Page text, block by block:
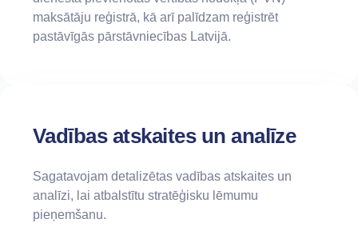
maksātāju reģistrā, kā arī palīdzam reģistrēt
pastāvīgās pārstāvniecības Latvijā.
Vadības atskaites un analīze
Sagatavojam detalizētas vadības atskaites un
analīzi, lai atbalstītu stratēģisku lēmumu
pieņemšanu.